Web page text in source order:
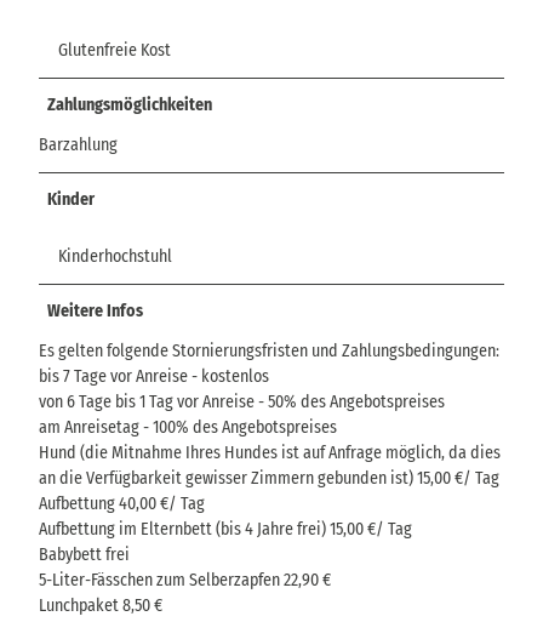
Glutenfreie Kost
Zahlungsmöglichkeiten
Barzahlung
Kinder
Kinderhochstuhl
Weitere Infos
Es gelten folgende Stornierungsfristen und Zahlungsbedingungen:
bis 7 Tage vor Anreise - kostenlos
von 6 Tage bis 1 Tag vor Anreise - 50% des Angebotspreises
am Anreisetag - 100% des Angebotspreises
Hund (die Mitnahme Ihres Hundes ist auf Anfrage möglich, da dies
an die Verfügbarkeit gewisser Zimmern gebunden ist) 15,00 €/ Tag
Aufbettung 40,00 €/ Tag
Aufbettung im Elternbett (bis 4 Jahre frei) 15,00 €/ Tag
Babybett frei
5-Liter-Fässchen zum Selberzapfen 22,90 €
Lunchpaket 8,50 €